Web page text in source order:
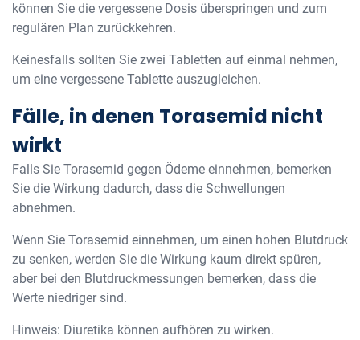
können Sie die vergessene Dosis überspringen und zum
regulären Plan zurückkehren.
Keinesfalls sollten Sie zwei Tabletten auf einmal nehmen,
um eine vergessene Tablette auszugleichen.
Fälle, in denen Torasemid nicht
wirkt
Falls Sie Torasemid gegen Ödeme einnehmen, bemerken
Sie die Wirkung dadurch, dass die Schwellungen
abnehmen.
Wenn Sie Torasemid einnehmen, um einen hohen Blutdruck
zu senken, werden Sie die Wirkung kaum direkt spüren,
aber bei den Blutdruckmessungen bemerken, dass die
Werte niedriger sind.
Hinweis: Diuretika können aufhören zu wirken.